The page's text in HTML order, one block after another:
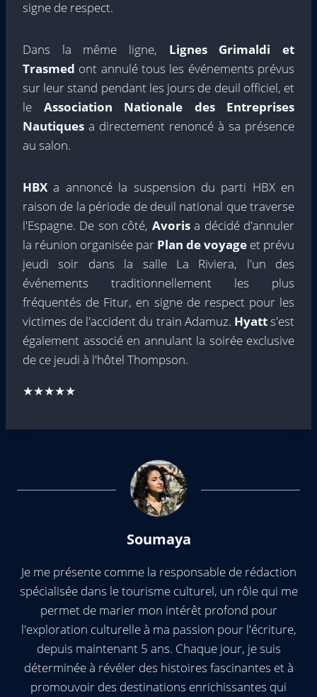
signe de respect.
Dans la même ligne, Lignes Grimaldi et
Trasmed ont annulé tous les événements prévus
sur leur stand pendant les jours de deuil officiel, et
le Association Nationale des Entreprises
Nautiques a directement renoncé à sa présence
au salon.
HBX a annoncé la suspension du parti HBX en
raison de la période de deuil national que traverse
l'Espagne. De son côté, Avorisa décidé d'annuler
la réunion organisée par Plan de voyage et prévu
jeudi soir dans la salle La Riviera, l'un des
événements traditionnellement les plus
fréquentés de Fitur, en signe de respect pour les
victimes de l'accident du train Adamuz. Hyatts'est
également associé en annulant la soirée exclusive
de ce jeudi à l'hôtel Thompson.
★★★★★
Soumaya
Je me présente comme la responsable de rédaction
spécialisée dans le tourisme culturel, un rôle qui me
permet de marier mon intérêt profond pour
l'exploration culturelle à ma passion pour l'écriture,
depuis maintenant 5 ans. Chaque jour, je suis
déterminée à révéler des histoires fascinantes et à
promouvoir des destinations enrichissantes qui